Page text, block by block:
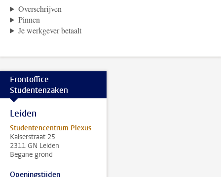
Overschrijven
Pinnen
Je werkgever betaalt
Frontoffice
Studentenzaken
Leiden
Studentencentrum Plexus
Kaiserstraat 25
2311 GN Leiden
Begane grond
Openingstijden